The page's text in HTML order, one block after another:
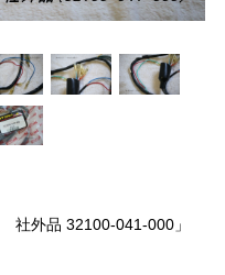
外品 32100-041-000」